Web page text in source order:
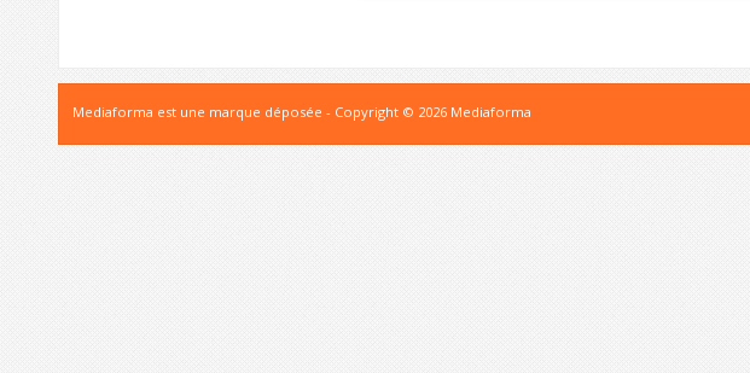
Mediaforma est une marque déposée - Copyright © 2026 Mediaforma